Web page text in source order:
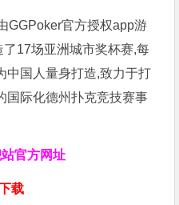
GGPoker官方授权app游
17场亚洲城市奖杯赛,每
中国人量身打造,致力于打
国际化德州扑克竞技赛事
官方网址
载